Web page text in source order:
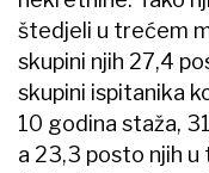
štedjeli u trećem
skupini njih 27,4
skupini ispitanika
10 godina staža,
a 23,3 posto njih